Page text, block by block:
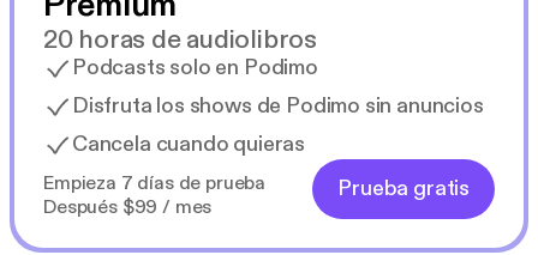
20 horas de audiolibros
Podcasts solo en Podimo
Disfruta los shows de Podimo sin anuncios
Cancela cuando quieras
Empieza 7 días de prueba
Después $99 / mes
Prueba gratis